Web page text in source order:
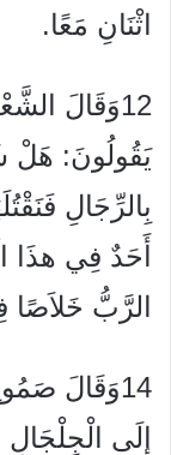
اثْنَانِ مَعًا.
12وَقَالَ
يَقُولُونَ: هَلْ
أَحَدٌ فِي هذَا
الرَّبُّ
14وَقَالَ
إِلَى